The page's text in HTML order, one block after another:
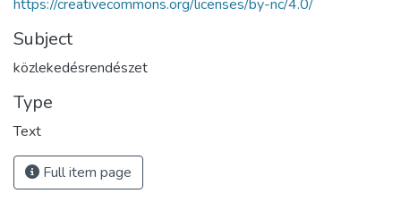
https://creativecommons.org/licenses/by-nc/4.0/
Subject
közlekedésrendészet
Type
Text
Full item page